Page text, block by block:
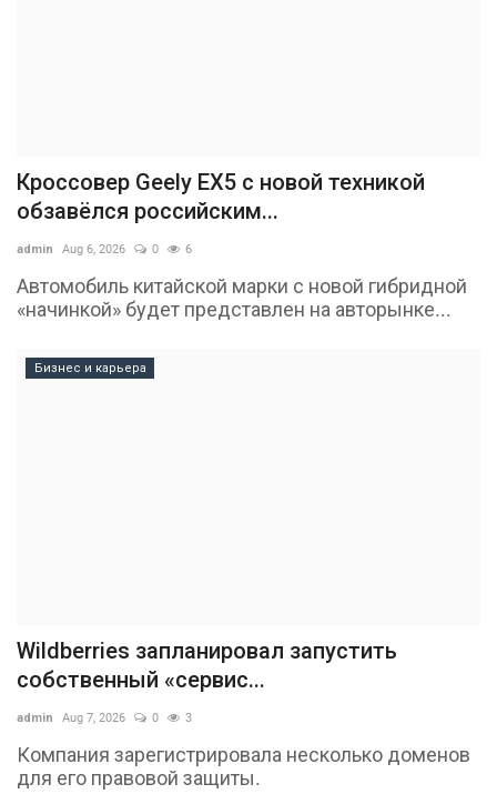
Кроссовер Geely EX5 с новой техникой
обзавёлся российским...
admin Aug 6, 2026 0 6
Автомобиль китайской марки с новой гибридной
«начинкой» будет представлен на авторынке...
Бизнес и карьера
Wildberries запланировал запустить
собственный «сервис...
admin Aug 7, 2026 0 3
Компания зарегистрировала несколько доменов
для его правовой защиты.